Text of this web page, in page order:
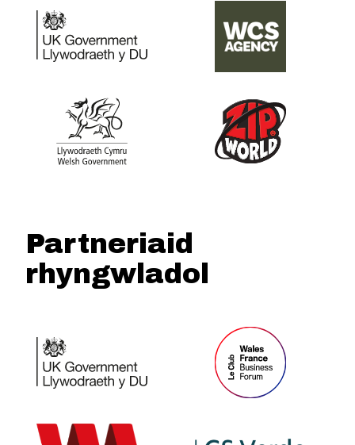
Partneriaid
rhyngwladol